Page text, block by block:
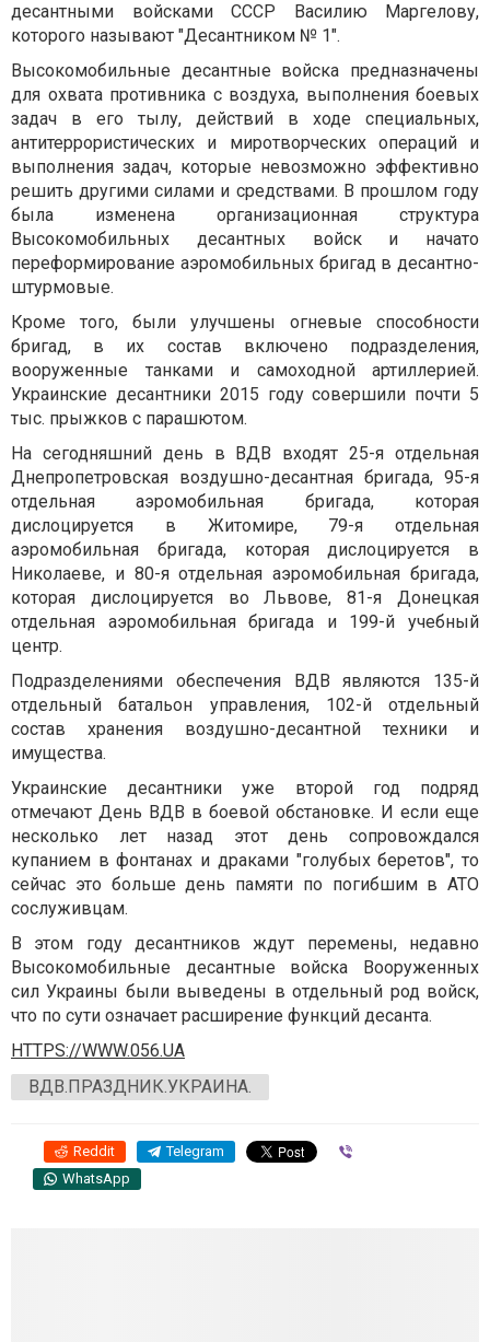
десантными войсками СССР Василию Маргелову,
которого называют "Десантником № 1".
Высокомобильные десантные войска предназначены
для охвата противника с воздуха, выполнения боевых
задач в его тылу, действий в ходе специальных,
антитеррористических и миротворческих операций и
выполнения задач, которые невозможно эффективно
решить другими силами и средствами. В прошлом году
была изменена организационная структура
Высокомобильных десантных войск и начато
переформирование аэромобильных бригад в десантно-
штурмовые.
Кроме того, были улучшены огневые способности
бригад, в их состав включено подразделения,
вооруженные танками и самоходной артиллерией.
Украинские десантники 2015 году совершили почти 5
тыс. прыжков с парашютом.
На сегодняшний день в ВДВ входят 25-я отдельная
Днепропетровская воздушно-десантная бригада, 95-я
отдельная аэромобильная бригада, которая
дислоцируется в Житомире, 79-я отдельная
аэромобильная бригада, которая дислоцируется в
Николаеве, и 80-я отдельная аэромобильная бригада,
которая дислоцируется во Львове, 81-я Донецкая
отдельная аэромобильная бригада и 199-й учебный
центр.
Подразделениями обеспечения ВДВ являются 135-й
отдельный батальон управления, 102-й отдельный
состав хранения воздушно-десантной техники и
имущества.
Украинские десантники уже второй год подряд
отмечают День ВДВ в боевой обстановке. И если еще
несколько лет назад этот день сопровождался
купанием в фонтанах и драками "голубых беретов", то
сейчас это больше день памяти по погибшим в АТО
сослуживцам.
В этом году десантников ждут перемены, недавно
Высокомобильные десантные войска Вооруженных
сил Украины были выведены в отдельный род войск,
что по сути означает расширение функций десанта.
HTTPS://WWW.056.UA
ВДВ.ПРАЗДНИК.УКРАИНА.
Reddit Telegram
WhatsApp